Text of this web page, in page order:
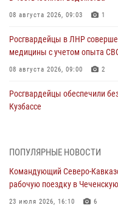
08 августа 2026, 09:03 1
Росгвардейцы в ЛНР
медицины с учетом опыта
08 августа 2026, 09:00 2
Росгвардейцы обеспечили
Кузбассе
В Кабардино-Балкарии
08 августа 2026, 07:00
Военнослужащие Софринской
ПОПУЛЯРНЫЕ НОВОСТИ
Командующий Северо-
рабочую поездку в
23 июля 2026, 16:10 6